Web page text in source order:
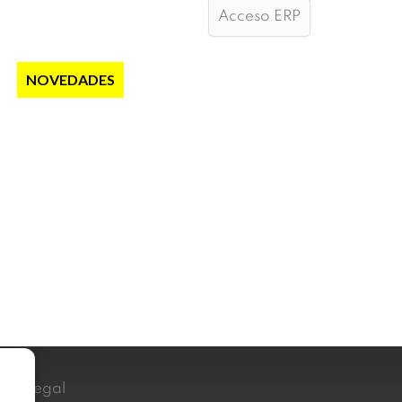
Acceso ERP
NOVEDADES
Legal